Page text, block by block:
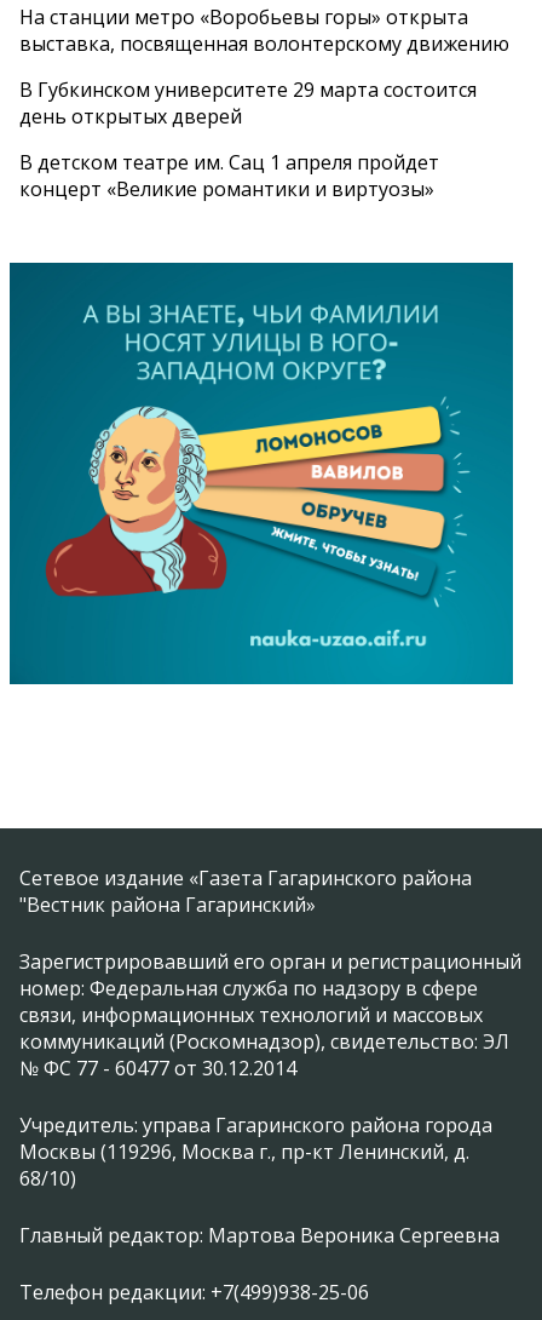
На станции метро «Воробьевы горы» открыта
выставка, посвященная волонтерскому движению
В Губкинском университете 29 марта состоится
день открытых дверей
В детском театре им. Сац 1 апреля пройдет
концерт «Великие романтики и виртуозы»
Сетевое издание «Газета Гагаринского района
"Вестник района Гагаринский»
Зарегистрировавший его орган и регистрационный
номер: Федеральная служба по надзору в сфере
связи, информационных технологий и массовых
коммуникаций (Роскомнадзор), свидетельство: ЭЛ
№ ФС 77 - 60477 от 30.12.2014
Учредитель: управа Гагаринского района города
Москвы (119296, Москва г., пр-кт Ленинский, д.
68/10)
Главный редактор: Мартова Вероника Сергеевна
Телефон редакции: +7(499)938-25-06